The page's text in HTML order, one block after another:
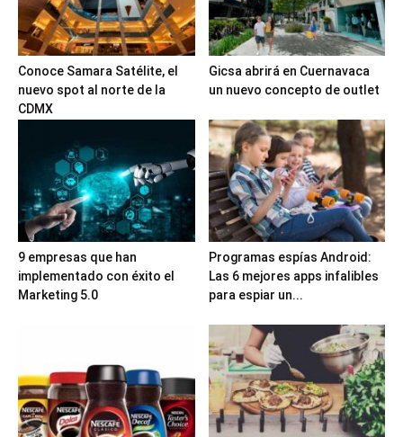
Conoce Samara Satélite, el
nuevo spot al norte de la
CDMX
Gicsa abrirá en Cuernavaca
un nuevo concepto de outlet
9 empresas que han
implementado con éxito el
Marketing 5.0
Programas espías Android:
Las 6 mejores apps infalibles
para espiar un...